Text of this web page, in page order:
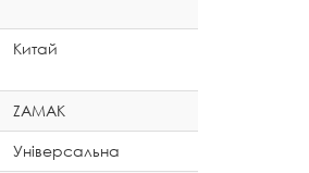
Китай
ZAMAK
Універсальна